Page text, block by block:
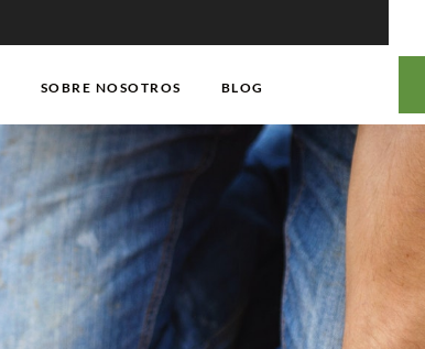
SOBRE NOSOTROS BLOG